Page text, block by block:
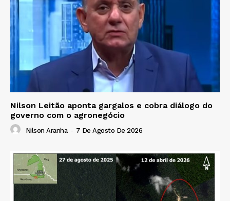
Nilson Leitão aponta gargalos e cobra diálogo do
governo com o agronegócio
Nilson Aranha - 7 De Agosto De 2026